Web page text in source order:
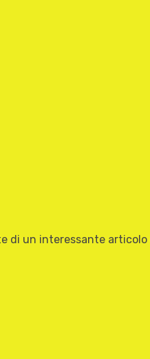
di un interessante articolo